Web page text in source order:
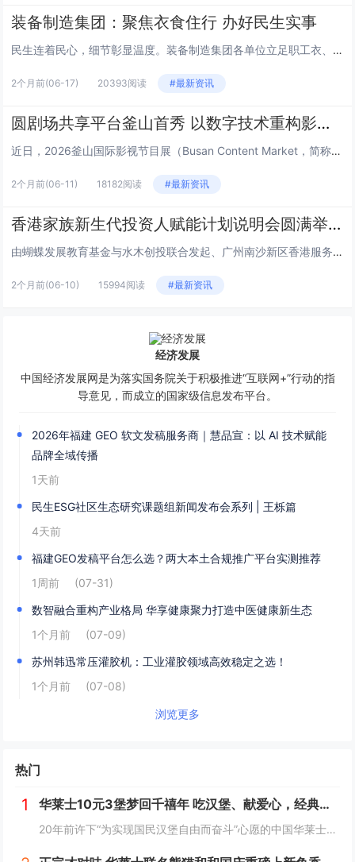
装备制造集团：聚焦衣食住行 办好民生实事
民生连着民心，细节彰显温度。装备制造集团各单位立足职工衣、食、住、行日常生活需求，精准对接急难愁盼，推出一系列务实暖心举...
2个月前(06-17) 20393阅读 #最新资讯
圆剧场共享平台釜山首秀 以数字技术重构影视产业新生态
近日，2026釜山国际影视节目展（Busan Content Market，简称BCM）在韩国釜山BEXCO会展中心盛大...
2个月前(06-11) 18182阅读 #最新资讯
香港家族新生代投资人赋能计划说明会圆满举行
由蝴蝶发展教育基金与水木创投联合发起、广州南沙新区香港服务中心支持的“香港家族新生代投资人赋能计划”说明会，于6月2日下...
2个月前(06-10) 15994阅读 #最新资讯
经济发展
中国经济发展网是为落实国务院关于积极推进“互联网+”行动的指
导意见，而成立的国家级信息发布平台。
2026年福建 GEO 软文发稿服务商｜慧品宣：以 AI 技术赋能
品牌全域传播
1天前
民生ESG社区生态研究课题组新闻发布会系列 | 王栎篇
4天前
福建GEO发稿平台怎么选？两大本土合规推广平台实测推荐
1周前
(07-31)
数智融合重构产业格局 华享健康聚力打造中医健康新生态
1个月前
(07-09)
苏州韩迅常压灌胶机：工业灌胶领域高效稳定之选！
1个月前
(07-08)
浏览更多
热门
1 华莱士10元3堡梦回千禧年 吃汉堡、献爱心，经典好滋味回馈社会
20年前许下“为实现国民汉堡自由而奋斗”心愿的中国华莱士可能没有想到，2024年华莱士汉堡价格居然“卷”出了首店开业的价格！9月1日，“2024华华汉堡节”正式开启，而此次汉堡节，华莱士也是下了“血本”来回馈「华门信徒」，10块钱就能吃到3...